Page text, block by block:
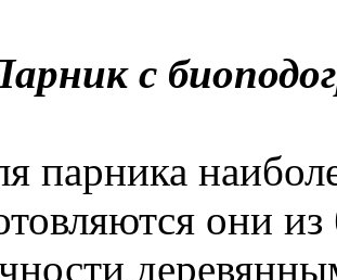
с
парника
они